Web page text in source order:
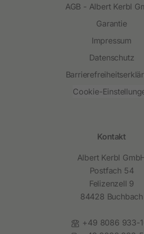
AGB - Albert Kerbl
Garantie
Impressum
Datenschutz
Cookie-
Kontakt
Albert Kerbl
Postfach 54
Felizenzell 9
84428 Buchbach
Telefon:
+49 8086 933-